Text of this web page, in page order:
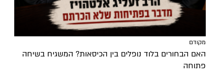
מקודם
האם הבחורים בלוד נופלים בין הכיסאות? המשגיח בשיחה
פתוחה